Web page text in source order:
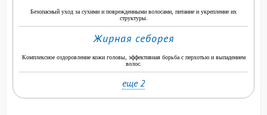
Безопасный уход за сухими и поврежденными волосами, питание и укрепление их
структуры.
Жирная себорея
Комплексное оздоровление кожи головы, эффективная борьба с перхотью и выпадением
волос.
еще 2